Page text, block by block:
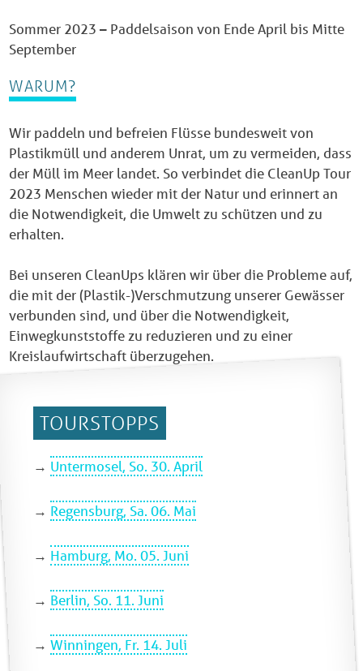
Sommer 2023 – Paddelsaison von Ende April bis Mitte
September
WARUM?
Wir paddeln und befreien Flüsse bundesweit von
Plastikmüll und anderem Unrat, um zu vermeiden, dass
der Müll im Meer landet. So verbindet die CleanUp Tour
2023 Menschen wieder mit der Natur und erinnert an
die Notwendigkeit, die Umwelt zu schützen und zu
erhalten.
Bei unseren CleanUps klären wir über die Probleme auf,
die mit der (Plastik-)Verschmutzung unserer Gewässer
verbunden sind, und über die Notwendigkeit,
Einwegkunststoffe zu reduzieren und zu einer
Kreislaufwirtschaft überzugehen.
TOURSTOPPS
→ Untermosel, So. 30. April
→ Regensburg, Sa. 06. Mai
→ Hamburg, Mo. 05. Juni
→ Berlin, So. 11. Juni
→Winningen, Fr. 14. Juli